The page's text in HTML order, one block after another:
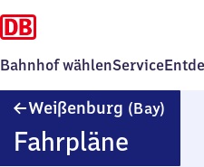
Bahnhof wählenService
Weißenburg (Bay)
Fahrpläne